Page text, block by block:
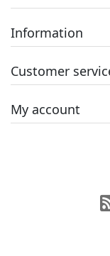
Information
Customer
My account